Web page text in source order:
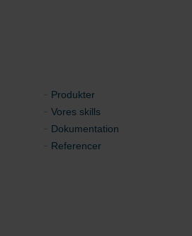
Produkter
Vores skills
Dokumentation
Referencer